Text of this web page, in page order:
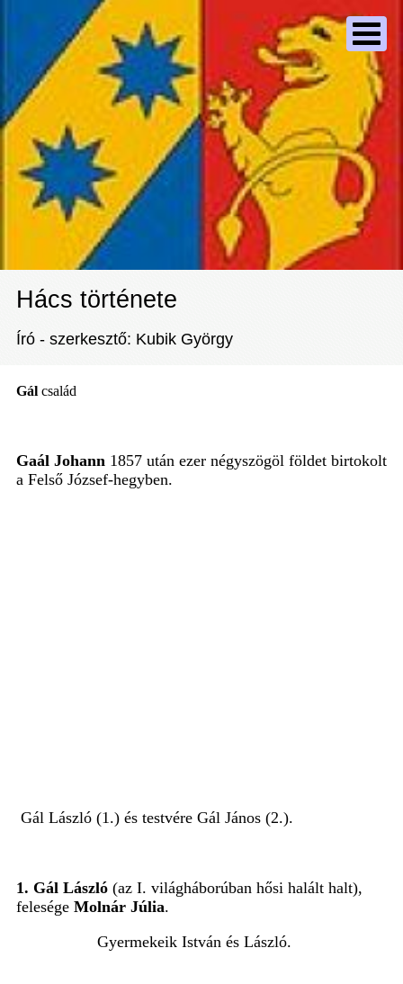
Hács története
Író - szerkesztő: Kubik György
Gál család
Gaál Johann 1857 után ezer négyszögöl földet birtokolt
a Felső József-hegyben.
Gál László (1.) és testvére Gál János (2.).
1. Gál László (az I. világháborúban hősi halált halt),
felesége Molnár Júlia.
Gyermekeik István és László.